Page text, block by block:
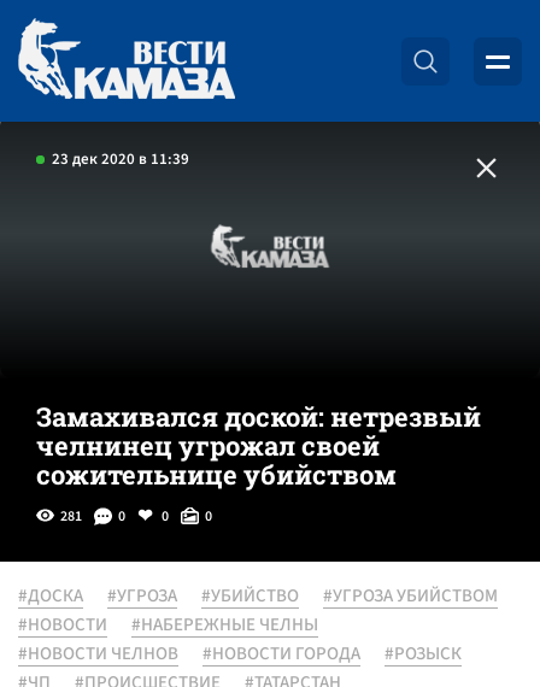
23 дек 2020 в 11:39
Замахивался доской: нетрезвый
челнинец угрожал своей
сожительнице убийством
281 0 0 0
#ДОСКА #УГРОЗА #УБИЙСТВО
#УГРОЗА УБИЙСТВОМ
#НОВОСТИ
#НАБЕРЕЖНЫЕ ЧЕЛНЫ
#НОВОСТИ ЧЕЛНОВ
#НОВОСТИ ГОРОДА
#РОЗЫСК